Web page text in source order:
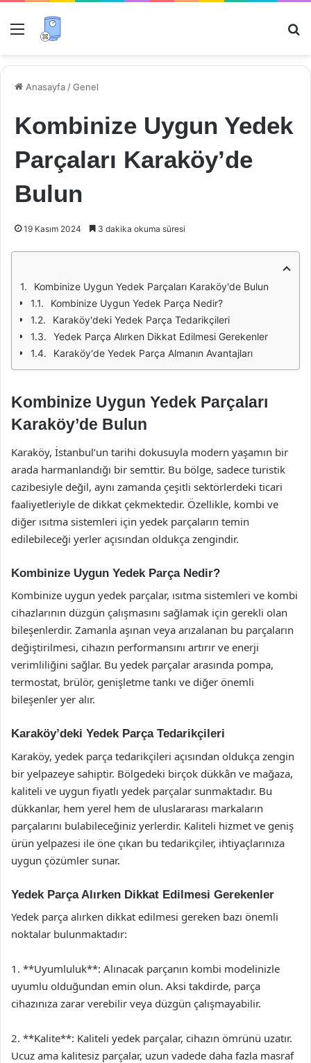
Menü
Anasayfa /Genel
Kombinize Uygun Yedek
Parçaları Karaköy’de
Bulun
19 Kasım 2024 3 dakika okuma süresi
Kombinize Uygun Yedek Parçaları Karaköy'de Bulun
Kombinize Uygun Yedek Parça Nedir?
Karaköy'deki Yedek Parça Tedarikçileri
Yedek Parça Alırken Dikkat Edilmesi Gerekenler
Karaköy'de Yedek Parça Almanın Avantajları
Kombinize Uygun Yedek Parçaları
Karaköy’de Bulun
Karaköy, İstanbul’un tarihi dokusuyla modern yaşamın bir
arada harmanlandığı bir semttir. Bu bölge, sadece turistik
cazibesiyle değil, aynı zamanda çeşitli sektörlerdeki ticari
faaliyetleriyle de dikkat çekmektedir. Özellikle, kombi ve
diğer ısıtma sistemleri için yedek parçaların temin
edilebileceği yerler açısından oldukça zengindir.
Kombinize Uygun Yedek Parça Nedir?
Kombinize uygun yedek parçalar, ısıtma sistemleri ve kombi
cihazlarının düzgün çalışmasını sağlamak için gerekli olan
bileşenlerdir. Zamanla aşınan veya arızalanan bu parçaların
değiştirilmesi, cihazın performansını artırır ve enerji
verimliliğini sağlar. Bu yedek parçalar arasında pompa,
termostat, brülör, genişletme tankı ve diğer önemli
bileşenler yer alır.
Karaköy’deki Yedek Parça Tedarikçileri
Karaköy, yedek parça tedarikçileri açısından oldukça zengin
bir yelpazeye sahiptir. Bölgedeki birçok dükkân ve mağaza,
kaliteli ve uygun fiyatlı yedek parçalar sunmaktadır. Bu
dükkanlar, hem yerel hem de uluslararası markaların
parçalarını bulabileceğiniz yerlerdir. Kaliteli hizmet ve geniş
ürün yelpazesi ile öne çıkan bu tedarikçiler, ihtiyaçlarınıza
uygun çözümler sunar.
Yedek Parça Alırken Dikkat Edilmesi Gerekenler
Yedek parça alırken dikkat edilmesi gereken bazı önemli
noktalar bulunmaktadır:
1. **Uyumluluk**: Alınacak parçanın kombi modelinizle
uyumlu olduğundan emin olun. Aksi takdirde, parça
cihazınıza zarar verebilir veya düzgün çalışmayabilir.
2. **Kalite**: Kaliteli yedek parçalar, cihazın ömrünü uzatır.
Ucuz ama kalitesiz parçalar, uzun vadede daha fazla masraf